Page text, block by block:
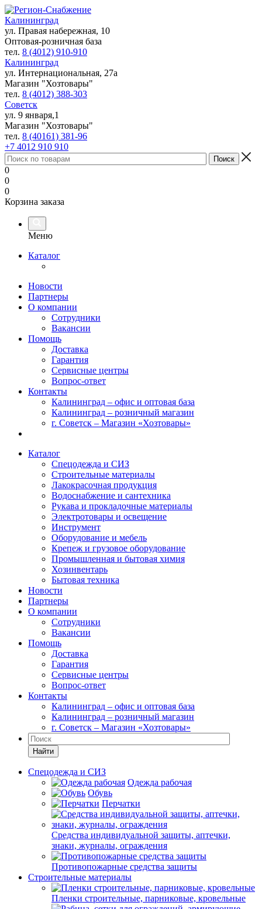
Калининград
ул. Правая набережная, 10
Оптовая-розничная база
тел. 8 (4012) 910-910
Калининград
ул. Интернациональная, 27а
Магазин "Хозтовары"
тел. 8 (4012) 388-303
Советск
ул. 9 января,1
Магазин "Хозтовары"
тел. 8 (40161) 381-96
+7 4012 910 910
0
0
0
Корзина заказа
Меню
Каталог
Новости
Партнеры
О компании
Сотрудники
Вакансии
Помощь
Доставка
Гарантия
Сервисные центры
Вопрос-ответ
Контакты
Калининград – офис и оптовая база
Калининград – розничный магазин
г. Советск – Магазин «Хозтовары»
Каталог
Спецодежда и СИЗ
Строительные материалы
Лакокрасочная продукция
Водоснабжение и сантехника
Рукава и прокладочные материалы
Электротовары и освещение
Инструмент
Оборудование и мебель
Крепеж и грузовое оборудование
Промышленная и бытовая химия
Хозинвентарь
Бытовая техника
Новости
Партнеры
О компании
Сотрудники
Вакансии
Помощь
Доставка
Гарантия
Сервисные центры
Вопрос-ответ
Контакты
Калининград – офис и оптовая база
Калининград – розничный магазин
г. Советск – Магазин «Хозтовары»
Найти
Спецодежда и СИЗ
Одежда рабочая
Обувь
Перчатки
Средства индивидуальной защиты, аптечки,
знаки, журналы, ограждения
Противопожарные средства защиты
Строительные материалы
Пленки строительные, парниковые, кровельные